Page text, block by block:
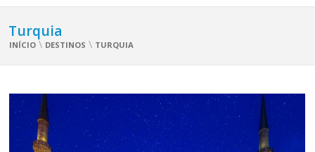
Turquia
INÍCIO \ DESTINOS \ TURQUIA